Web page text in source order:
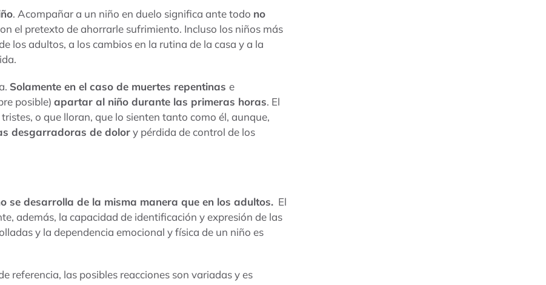
. Acompañar a un niño en duelo significa ante todo no
el pretexto de ahorrarle sufrimiento. Incluso los niños más
los adultos, a los cambios en la rutina de la casa y a la
Solamente en el caso de muertes repentinas e
posible) apartar al niño durante las primeras horas. El
o que lloran, que lo sienten tanto como él, aunque,
desgarradoras de dolory pérdida de control de los
se desarrolla de la misma manera que en los adultos. El
además, la capacidad de identificación y expresión de las
y la dependencia emocional y física de un niño es
referencia, las posibles reacciones son variadas y es